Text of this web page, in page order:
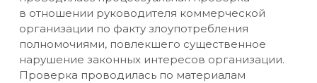
в отношении руководителя коммерческой
организации по факту злоупотребления
полномочиями, повлекшего существенное
нарушение законных интересов организации.
Проверка проводилась по материалам